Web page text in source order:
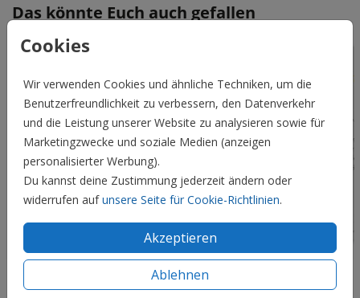
Cookies
Wir verwenden Cookies und ähnliche Techniken, um die
Benutzerfreundlichkeit zu verbessern, den Datenverkehr
und die Leistung unserer Website zu analysieren sowie für
Marketingzwecke und soziale Medien (anzeigen
personalisierter Werbung).
Du kannst deine Zustimmung jederzeit ändern oder
widerrufen aufunsere Seite für Cookie-Richtlinien.
Akzeptieren
Ablehnen
Das könnte Euch auch gefallen
Hochzeit